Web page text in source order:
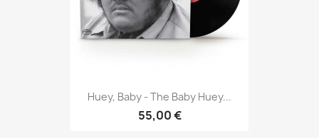
Huey, Baby - The Baby Huey...
55,00 €